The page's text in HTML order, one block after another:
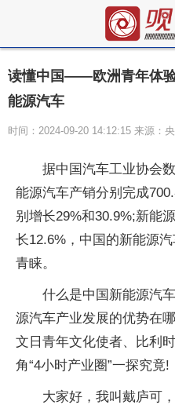
读懂中国——欧洲青年体
能源汽车
时间：2024-09-20 14:12:15 来源：
据中国汽车工业协会
能源汽车产销分别完成
别增长29%和30.9%;新能
长12.6%，中国的新能源
青睐。
什么是中国新能源汽
源汽车产业发展的优势在
文日青年文化使者、比利
角“4小时产业圈”一探究竟!
大家好，我叫戴庐可